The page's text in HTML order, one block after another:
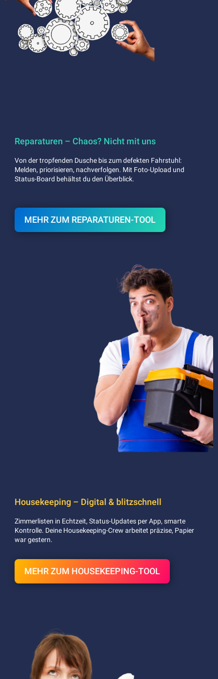
Reparaturen – Chaos? Nicht mit uns
Von der tropfenden Dusche bis zum defekten Fahrstuhl:
Melden, priorisieren, nachverfolgen. Mit Foto-Upload und
Status-Board behältst du den Überblick.
MEHR ZUM REPARATUREN-TOOL
Housekeeping – Digital & blitzschnell
Zimmerlisten in Echtzeit, Status-Updates per App, smarte
Kontrolle. Deine Housekeeping-Crew arbeitet präzise, Papier
war gestern.
MEHR ZUM HOUSEKEEPING-TOOL